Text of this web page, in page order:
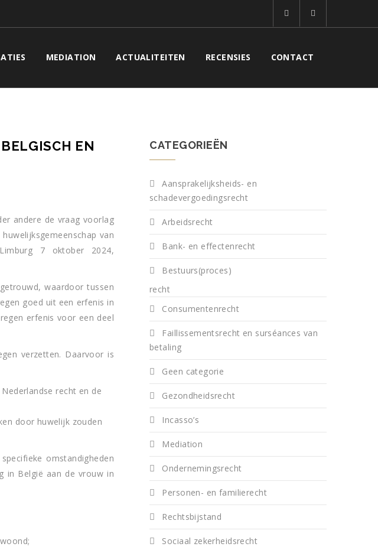
MEDIATION ACTUALITEITEN RECENSIES CONTACT
EN
andere de vraag voorlag
van
7 oktober 2024,
waardoor tussen
goed uit een erfenis in
erfenis voor een deel
verzetten. Daarvoor is
recht en de
door huwelijk zouden
omstandigheden
in België aan de vrouw in
CATEGORIEËN
Aansprakelijksheids- en
schadevergoedingsrecht
Arbeidsrecht
Bank- en effectenrecht
Bestuurs(proces)
recht
Consumentenrecht
Faillissementsrecht en surséances van
betaling
Geen categorie
Gezondheidsrecht
Incasso’s
Mediation
Ondernemingsrecht
Personen- en familierecht
Rechtsbijstand
Sociaal zekerheidsrecht